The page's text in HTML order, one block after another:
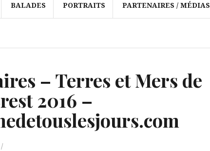
BALADES PORTRAITS PARTENAIRES / MÉDIAS
– Terres et Mers de
2016 –